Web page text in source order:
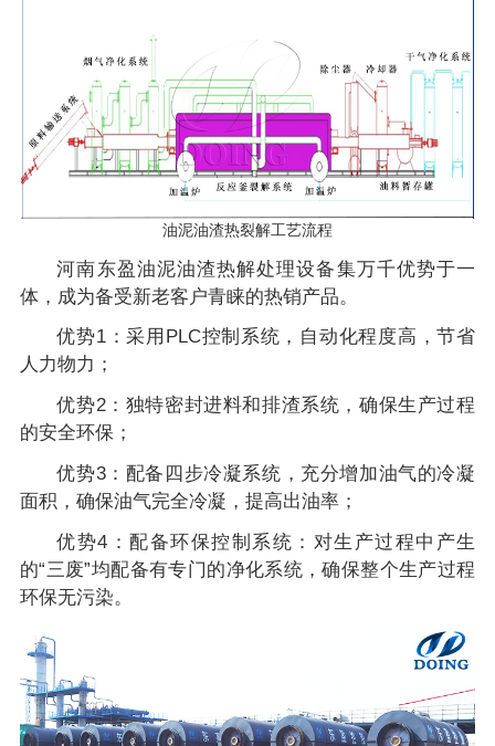
油泥油渣热裂解工艺流程
河南东盈油泥油渣热解处理设备集万千优势于一
体，成为备受新老客户青睐的热销产品。
优势1：采用PLC控制系统，自动化程度高，节省
人力物力；
优势2：独特密封进料和排渣系统，确保生产过程
的安全环保；
优势3：配备四步冷凝系统，充分增加油气的冷凝
面积，确保油气完全冷凝，提高出油率；
优势4：配备环保控制系统：对生产过程中产生
的“三废”均配备有专门的净化系统，确保整个生产过程
环保无污染。